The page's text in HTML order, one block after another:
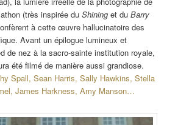
(très inspirée duShining et duBarry
à cette œuvre hallucinatoire des
Avant un épilogue lumineux et
de nez à la sacro-sainte institution royale,
été filmé de manière aussi grandiose.
Spall, Sean Harris, Sally Hawkins, Stella
James Harkness, Amy Manson…